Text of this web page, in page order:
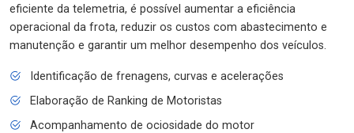
eficiente da telemetria, é possível aumentar a eficiência
operacional da frota, reduzir os custos com abastecimento e
manutenção e garantir um melhor desempenho dos veículos.
Identificação de frenagens, curvas e acelerações
Elaboração de Ranking de Motoristas
Acompanhamento de ociosidade do motor